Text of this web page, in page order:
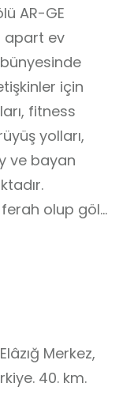
AR-GE
apart ev
için
fitness
yolları,
ve bayan
olup göle
LCD
grup
çevre ve
fiziksel ve
Merkez,
40. km.